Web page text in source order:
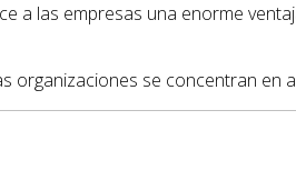
a las empresas una enorme
organizaciones se concentran en